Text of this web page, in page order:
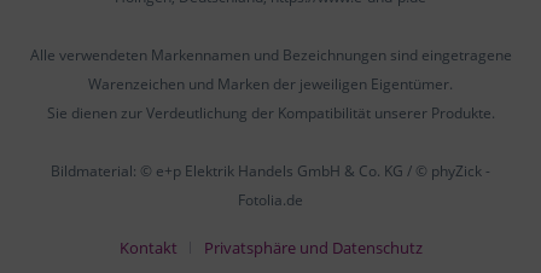
Alle verwendeten Markennamen und Bezeichnungen sind eingetragene
Warenzeichen und Marken der jeweiligen Eigentümer.
Sie dienen zur Verdeutlichung der Kompatibilität unserer Produkte.
Bildmaterial: © e+p Elektrik Handels GmbH & Co. KG / © phyZick -
Fotolia.de
Kontakt
Privatsphäre und Datenschutz